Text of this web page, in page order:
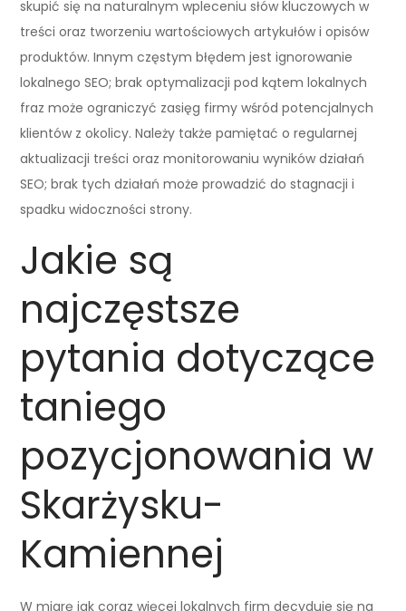
skupić się na naturalnym wpleceniu słów kluczowych w
treści oraz tworzeniu wartościowych artykułów i opisów
produktów. Innym częstym błędem jest ignorowanie
lokalnego SEO; brak optymalizacji pod kątem lokalnych
fraz może ograniczyć zasięg firmy wśród potencjalnych
klientów z okolicy. Należy także pamiętać o regularnej
aktualizacji treści oraz monitorowaniu wyników działań
SEO; brak tych działań może prowadzić do stagnacji i
spadku widoczności strony.
Jakie są
najczęstsze
pytania dotyczące
taniego
pozycjonowania w
Skarżysku-
Kamiennej
W miarę jak coraz więcej lokalnych firm decyduje się na